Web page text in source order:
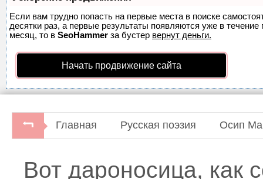
Если вам трудно попасть на первые места в поиске
десятки раз, а первые результаты появляются уже в
месяц, то в SeoHammer за бустер вернут деньги.
Начать продвижение сайта
Главная Русская поэзия Осип
Вот дароносица, как